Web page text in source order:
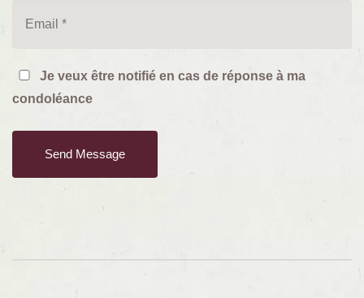
Je veux être notifié en cas de réponse à ma
condoléance